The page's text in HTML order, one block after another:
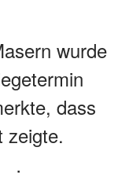
wurde
dass
zeigte.